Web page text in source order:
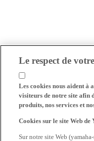
Le respect de
Les cookies nous aident à
visiteurs de notre site afin
produits, nos services et
Cookies sur le site Web
Sur notre site Web